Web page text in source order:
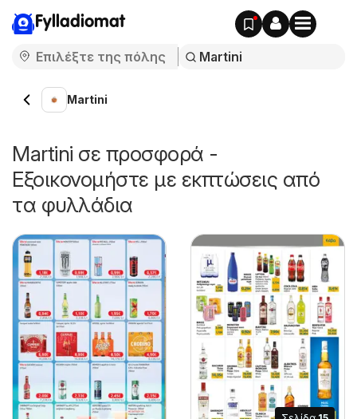
Fylladiomat
Martini
Martini σε προσφορά -
Εξοικονομήστε με εκπτώσεις από
τα φυλλάδια